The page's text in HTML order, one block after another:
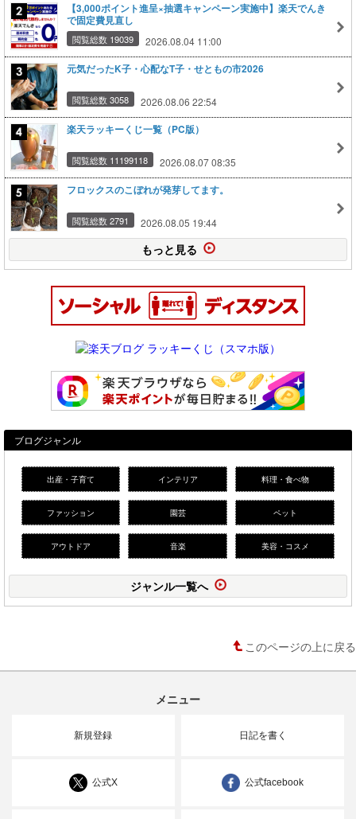
【3,000ポイント進呈×抽選キャンペーン実施中】楽天でんき
で固定費見直し
閲覧総数 19039 2026.08.04 11:00
元気だったK子・心配なT子・せともの市2026
閲覧総数 3058 2026.08.06 22:54
楽天ラッキーくじ一覧（PC版）
閲覧総数 11199118 2026.08.07 08:35
フロックスのこぼれが発芽してます。
閲覧総数 2791 2026.08.05 19:44
もっと見る
ブログジャンル
出産・子育て インテリア 料理・食べ物
ファッション 園芸 ペット
アウトドア 音楽 美容・コスメ
ジャンル一覧へ
このページの上に戻る
メニュー
新規登録 日記を書く
公式X 公式facebook